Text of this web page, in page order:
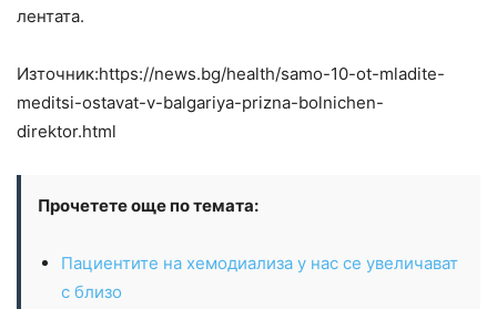
лентата.
Източник:https://news.bg/health/samo-10-ot-mladite-
meditsi-ostavat-v-balgariya-prizna-bolnichen-
direktor.html
Прочетете още по темата:
Пациентите на хемодиализа у нас се увеличават
с близо